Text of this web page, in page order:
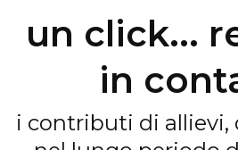
un click...
in
i contributi di allievi,